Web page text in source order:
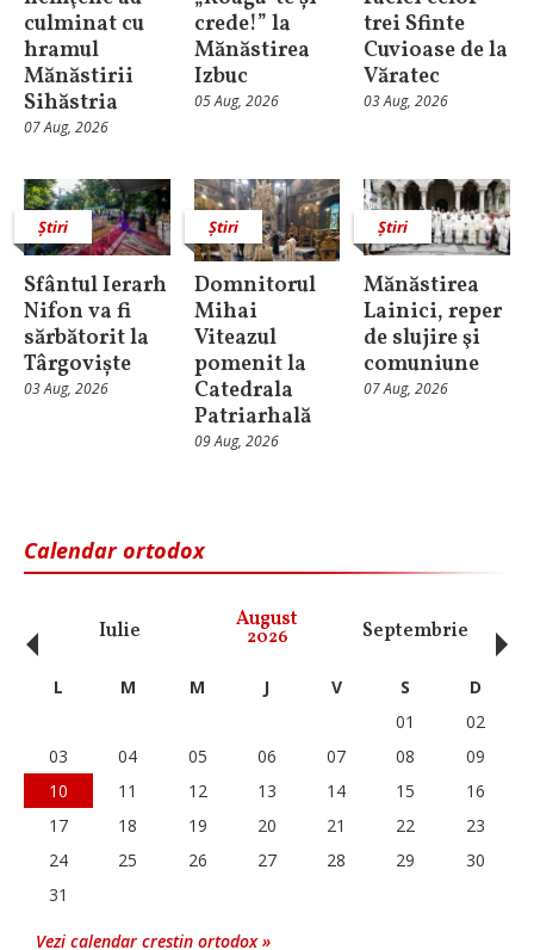
culminat cu
hramul
Mănăstirii
Sihăstria
07 Aug, 2026
crede!” la
Mănăstirea
Izbuc
05 Aug, 2026
trei Sfinte
Cuvioase de la
Văratec
03 Aug, 2026
Știri
Sfântul Ierarh
Nifon va fi
sărbătorit la
Târgoviște
03 Aug, 2026
Știri
Domnitorul
Mihai
Viteazul
pomenit la
Catedrala
Patriarhală
09 Aug, 2026
Știri
Mănăstirea
Lainici, reper
de slujire şi
comuniune
07 Aug, 2026
Calendar ortodox
Iulie August
2026 Septembrie
‹ L M M J V S
D
01
02
03
04 05 06 07 08
09
10
11 12 13 14 15
16
17
18 19 20 21 22
23
24
25 26 27 28 29
30
31
Vezi calendar crestin ortodox »